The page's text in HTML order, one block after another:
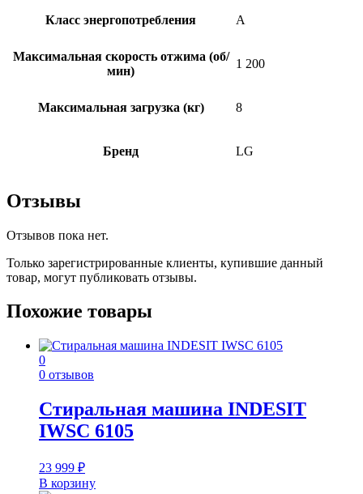
Класс энергопотребления A
Максимальная скорость отжима (об/
мин)
1 200
Максимальная загрузка (кг) 8
Бренд LG
Отзывы
Отзывов пока нет.
Только зарегистрированные клиенты, купившие данный
товар, могут публиковать отзывы.
Похожие товары
0
0 отзывов
Стиральная машина INDESIT
IWSC 6105
23 999 ₽
В корзину